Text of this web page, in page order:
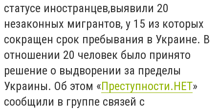
статусе иностранцев,выявили 20
незаконных мигрантов, у 15 из которых
сокращен срок пребывания в Украине. В
отношении 20 человек было принято
решение о выдворении за пределы
Украины. Об этом «Преступности.НЕТ»
сообщили в группе связей с